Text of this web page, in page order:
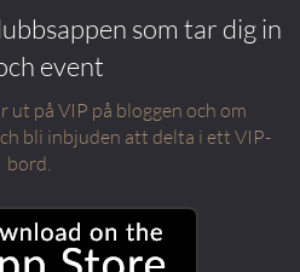
som tar dig in
event
ut på VIP på bloggen och om
bli inbjuden att delta i ett VIP-
bord.